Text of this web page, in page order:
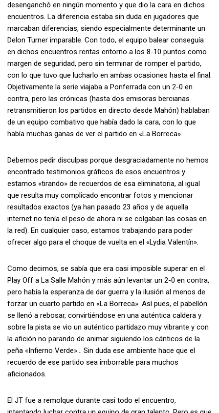
desenganchó en ningún momento y que dio la cara en dichos
encuentros. La diferencia estaba sin duda en jugadores que
marcaban diferencias, siendo especialmente determinante un
Delon Turner imparable. Con todo, el equipo balear conseguía
en dichos encuentros rentas entorno a los 8-10 puntos como
margen de seguridad, pero sin terminar de romper el partido,
con lo que tuvo que lucharlo en ambas ocasiones hasta el final.
Objetivamente la serie viajaba a Ponferrada con un 2-0 en
contra, pero las crónicas (hasta dos emisoras bercianas
retransmitieron los partidos en directo desde Mahón) hablaban
de un equipo combativo que había dado la cara, con lo que
había muchas ganas de ver el partido en «La Borreca».
Debemos pedir disculpas porque desgraciadamente no hemos
encontrado testimonios gráficos de esos encuentros y
estamos «tirando» de recuerdos de esa eliminatoria, al igual
que resulta muy complicado encontrar fotos y mencionar
resultados exactos (ya han pasado 23 años y de aquella
internet no tenía el peso de ahora ni se colgaban las cosas en
la red). En cualquier caso, estamos trabajando para poder
ofrecer algo para el choque de vuelta en el «Lydia Valentín».
Como decimos, se sabía que era casi imposible superar en el
Play Off a La Salle Mahón y más aún levantar un 2-0 en contra,
pero había la esperanza de dar guerra y la ilusión al menos de
forzar un cuarto partido en «La Borreca». Así pues, el pabellón
se llenó a rebosar, convirtiéndose en una auténtica caldera y
sobre la pista se vio un auténtico partidazo muy vibrante y con
la afición no parando de animar siguiendo los cánticos de la
peña «Infierno Verde»… Sin duda ese ambiente hace que el
recuerdo de ese partido sea imborrable para muchos
aficionados.
El JT fue a remolque durante casi todo el encuentro,